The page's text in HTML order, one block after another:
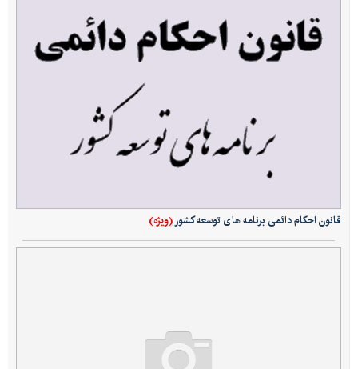
قانون احکام دائمی برنامه های توسعه کشور(ویژه)